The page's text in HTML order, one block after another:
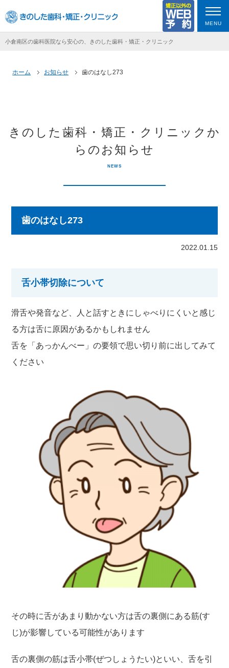
小倉南区の歯科医院なら安心の、きのした歯科・矯正・クリニック
MENU
ホーム お知らせ 歯のはなし273
きのした歯科・矯正・クリニックか
らのお知らせ
NEWS
歯のはなし273
2022.01.15
舌小帯切除について
滑舌や発音など、人と話すときにしゃべりにくいと感じ
る方は舌に原因があるかもしれません
舌を「あっかんべー」の要領で思い切り前に出してみて
ください
その時に舌があまり動かない方は舌の裏側にある筋(す
じ)が影響している可能性があります
舌の裏側の筋は舌小帯(ぜつしょうたい)といい、舌を引